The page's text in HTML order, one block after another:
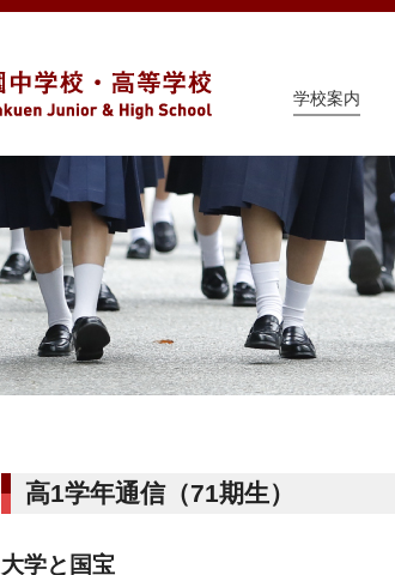
学校案内
高1学年通信（71期生）
大学と国宝